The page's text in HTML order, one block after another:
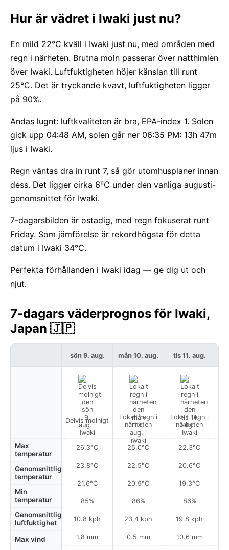
Hur är vädret i Iwaki just nu?
En mild 22°C kväll i Iwaki just nu, med områden med
regn i närheten. Brutna moln passerar över natthimlen
över Iwaki. Luftfuktigheten höjer känslan till runt
25°C. Det är tryckande kvavt, luftfuktigheten ligger
på 90%.
Andas lugnt: luftkvaliteten är bra, EPA-index 1. Solen
gick upp 04:48 AM, solen går ner 06:35 PM: 13h 47m
ljus i Iwaki.
Regn väntas dra in runt 7, så gör utomhusplaner innan
dess. Det ligger cirka 6°C under den vanliga augusti-
genomsnittet för Iwaki.
7-dagarsbilden är ostadig, med regn fokuserat runt
Friday. Som jämförelse är rekordhögsta för detta
datum i Iwaki 34°C.
Perfekta förhållanden i Iwaki idag — ge dig ut och
njut.
7-dagars väderprognos för Iwaki,
Japan 🇯🇵
Max
temperatur
Genomsnittlig
temperatur
Min
temperatur
Genomsnittlig
luftfuktighet
Max vind
sön 9. aug.
Delvis molnigt
26.3°C
23.8°C
21.6°C
85%
10.8 kph
1.8 mm
mån 10. aug.
Lokalt regn i
närheten
25.0°C
22.5°C
20.9°C
86%
23.4 kph
0.5 mm
tis 11. aug.
Lokalt regn i
närheten
22.3°C
20.6°C
19.3°C
86%
19.8 kph
10.6 mm